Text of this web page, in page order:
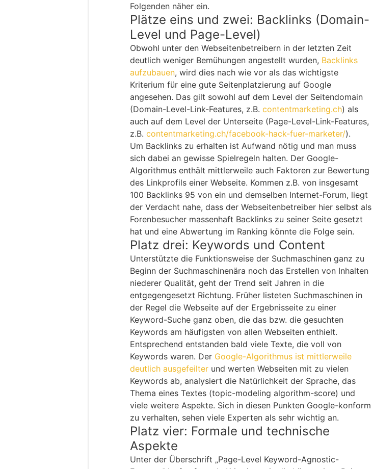
Folgenden näher ein.
Plätze eins und zwei: Backlinks (Domain-
Level und Page-Level)
Obwohl unter den Webseitenbetreibern in der letzten Zeit
deutlich weniger Bemühungen angestellt wurden, Backlinks
aufzubauen, wird dies nach wie vor als das wichtigste
Kriterium für eine gute Seitenplatzierung auf Google
angesehen. Das gilt sowohl auf dem Level der Seitendomain
(Domain-Level-Link-Features, z.B. contentmarketing.ch) als
auch auf dem Level der Unterseite (Page-Level-Link-Features,
z.B. contentmarketing.ch/facebook-hack-fuer-marketer/).
Um Backlinks zu erhalten ist Aufwand nötig und man muss
sich dabei an gewisse Spielregeln halten. Der Google-
Algorithmus enthält mittlerweile auch Faktoren zur Bewertung
des Linkprofils einer Webseite. Kommen z.B. von insgesamt
100 Backlinks 95 von ein und demselben Internet-Forum, liegt
der Verdacht nahe, dass der Webseitenbetreiber hier selbst als
Forenbesucher massenhaft Backlinks zu seiner Seite gesetzt
hat und eine Abwertung im Ranking könnte die Folge sein.
Platz drei: Keywords und Content
Unterstützte die Funktionsweise der Suchmaschinen ganz zu
Beginn der Suchmaschinenära noch das Erstellen von Inhalten
niederer Qualität, geht der Trend seit Jahren in die
entgegengesetzt Richtung. Früher listeten Suchmaschinen in
der Regel die Webseite auf der Ergebnisseite zu einer
Keyword-Suche ganz oben, die das bzw. die gesuchten
Keywords am häufigsten von allen Webseiten enthielt.
Entsprechend entstanden bald viele Texte, die voll von
Keywords waren. Der Google-Algorithmus ist mittlerweile
deutlich ausgefeilter und werten Webseiten mit zu vielen
Keywords ab, analysiert die Natürlichkeit der Sprache, das
Thema eines Textes (topic-modeling algorithm-score) und
viele weitere Aspekte. Sich in diesen Punkten Google-konform
zu verhalten, sehen viele Experten als sehr wichtig an.
Platz vier: Formale und technische
Aspekte
Unter der Überschrift „Page-Level Keyword-Agnostic-